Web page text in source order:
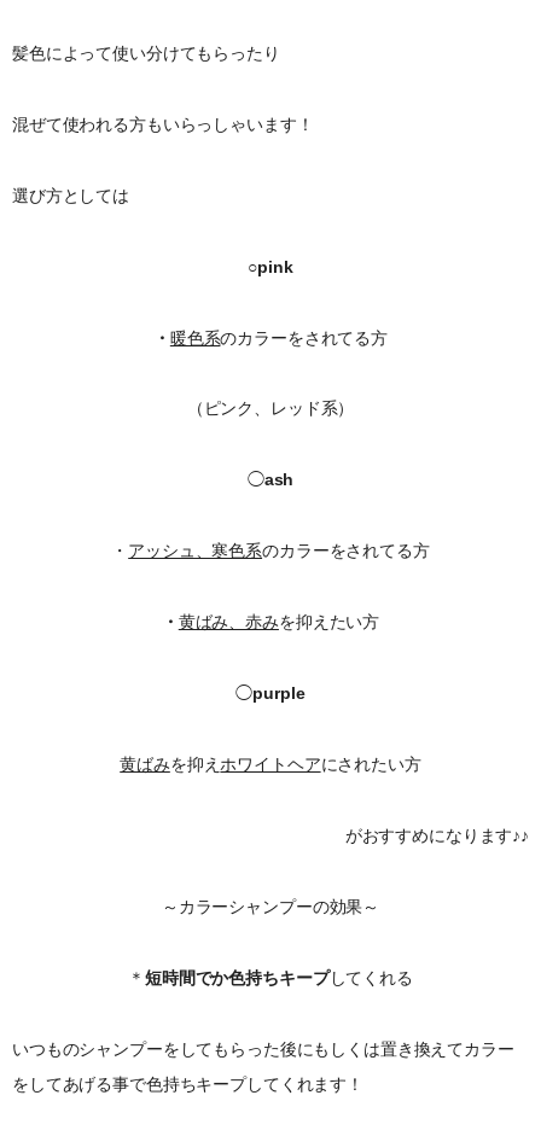
髪色によって使い分けてもらったり
混ぜて使われる方もいらっしゃいます！
選び方としては
○pink
・ 暖色系のカラーをされてる方
（ピンク、レッド系）
◯ash
・ アッシュ、寒色系のカラーをされてる方
・ 黄ばみ、赤みを抑えたい方
◯purple
黄ばみを抑えホワイトヘアにされたい方
がおすすめになります♪♪
～カラーシャンプーの効果～
＊短時間でか色持ちキープしてくれる
いつものシャンプーをしてもらった後にもしくは置き換えてカラー
をしてあげる事で色持ちキープしてくれます！